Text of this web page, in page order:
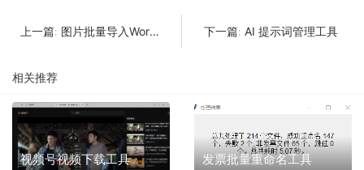
上一篇: 图片批量导入Word自动排版工具 下一篇: AI 提示词管理工具
相关推荐
视频号视频下载工具 发票批量重命名工具